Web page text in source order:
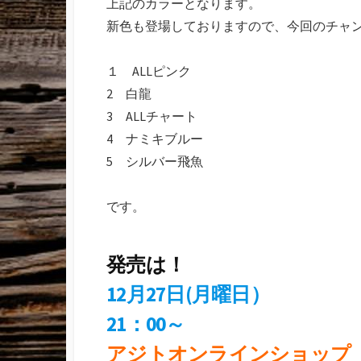
上記のカラーとなります。
新色も登場しておりますので、今回のチャ
１ ALLピンク
2 白龍
3 ALLチャート
4 ナミキブルー
5 シルバー飛魚
です。
発売は！
12月27日(月曜日）
21：00～
アジトオンラインショップ